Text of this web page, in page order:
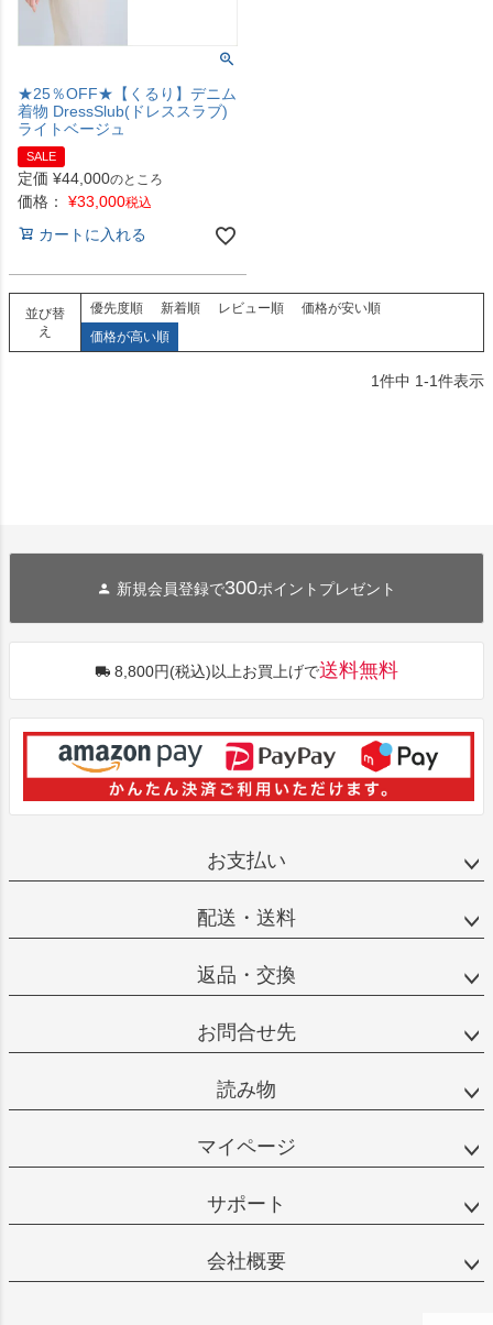
★25％OFF★【くるり】デニム
着物 DressSlub(ドレススラブ)
ライトベージュ
SALE
定価 ¥44,000のところ
価格： ¥33,000税込
カートに入れる
並び替
え
優先度順 新着順 レビュー順
価格が安い順
価格が高い順
1件中 1-1件表示
新規会員登録で300ポイントプレゼント
8,800円(税込)以上お買上げで送料無料
お支払い
配送・送料
返品・交換
お問合せ先
読み物
マイページ
サポート
会社概要